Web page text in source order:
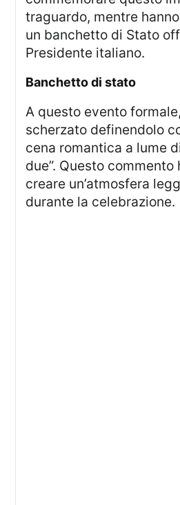
traguardo, mentre
un banchetto di Stato
Presidente italiano.
banchetto di stato
A questo evento formale, Carlo ha
scherzato definendolo
cena romantica a lume
due”. Questo
creare un’atmosfera
durante la celebrazione.